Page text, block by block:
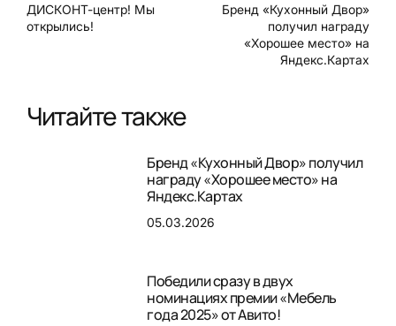
ДИСКОНТ-центр! Мы
открылись!
Бренд «Кухонный Двор»
получил награду
«Хорошее место» на
Яндекс.Картах
Читайте также
Бренд «Кухонный Двор» получил
награду «Хорошее место» на
Яндекс.Картах
05.03.2026
Победили сразу в двух
номинациях премии «Мебель
года 2025» от Авито!